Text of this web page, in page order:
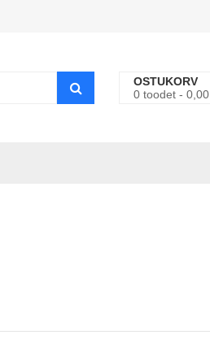
OSTUKORV
0 toodet 0,00